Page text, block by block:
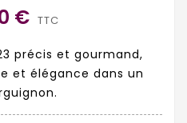
€ TTC
précis et gourmand,
et élégance dans un